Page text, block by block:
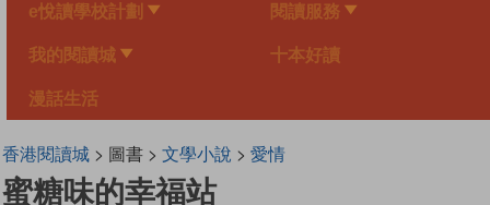
e悅讀學校計劃 閱讀服務
我的閱讀城 十本好讀
漫話生活
香港閱讀城> 圖書 > 文學小說 > 愛情
蜜糖味的幸福站